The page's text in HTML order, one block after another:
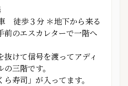
徒歩３分 ＊地下から来る
前のエスカレターで一階へ
抜けて信号を渡ってアディ
三階です。
寿司」が入ってます。